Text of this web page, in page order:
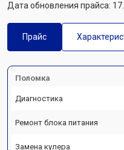
Дата обновления прайса:
Прайс
Поломка
Диагностика
Ремонт блока питания
Замена кулера